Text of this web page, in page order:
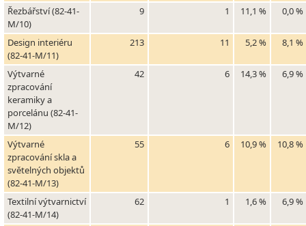
Řezbářství (82-41-
M/10)
9 1 11,1 % 0,0 %
Design interiéru
(82-41-M/11)
213 11 5,2 % 8,1 %
Výtvarné
zpracování
keramiky a
porcelánu (82-41-
M/12)
42 6 14,3 % 6,9 %
Výtvarné
zpracování skla a
světelných objektů
(82-41-M/13)
55 6 10,9 % 10,8 %
Textilní výtvarnictví
(82-41-M/14)
62 1 1,6 % 6,9 %